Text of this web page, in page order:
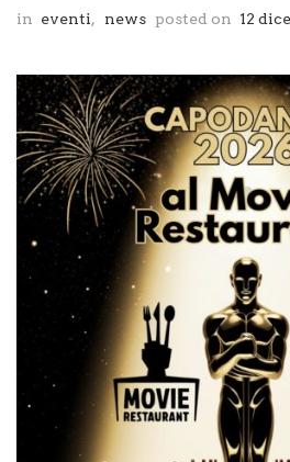
in eventi, news posted on 12